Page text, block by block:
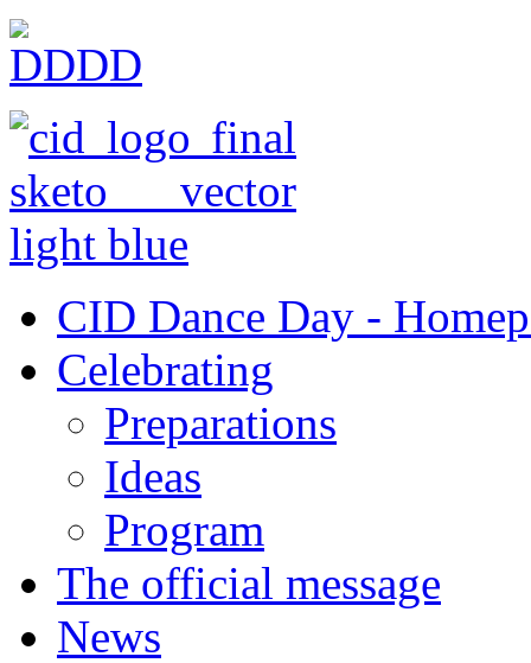
CID Dance Day -
Celebrating
Preparations
Ideas
Program
The official message
News